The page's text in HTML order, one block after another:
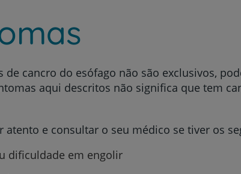
de cancro do esófago não são exclusivos,
aqui descritos não significa que tem
atento e consultar o seu médico se tiver os
dificuldade em engolir